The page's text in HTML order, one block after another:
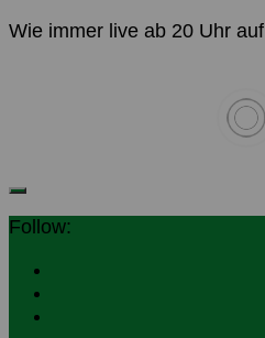
Wie immer live ab 20 Uhr auf
Follow: